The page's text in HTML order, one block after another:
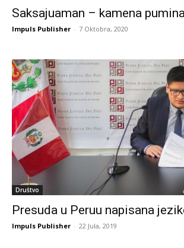
Saksajuaman – kamena
Impuls Publisher - 7 Oktobra, 2020
Društvo
Presuda u Peruu napisana
Impuls Publisher - 22 Jula, 2019